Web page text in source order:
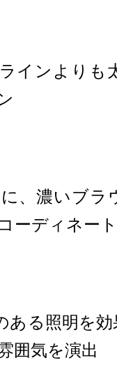
インよりも
、濃いブラ
ーディネート
ある照明を
囲気を演出